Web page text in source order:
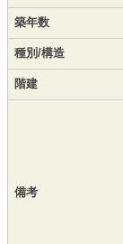
築年数
種別/構造
階建
備考